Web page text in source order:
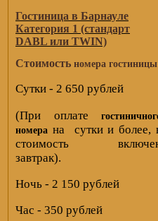
Гостиница в Барнауле
Категория 1 (стандарт
DABL или TWIN)
Стоимость номера гостиницы
Сутки - 2 650 рублей
(При оплате
номера на сутки и более,
стоимость
завтрак).
Ночь - 2 150 рублей
Час - 350 рублей